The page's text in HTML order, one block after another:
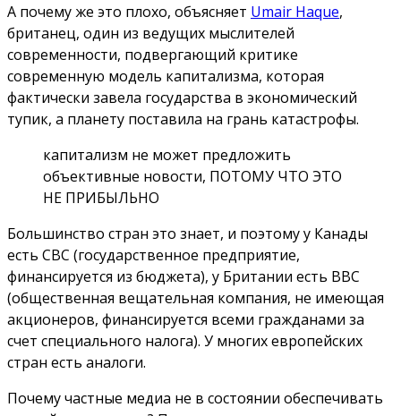
А почему же это плохо, объясняет Umair Haque,
британец, один из ведущих мыслителей
современности, подвергающий критике
современную модель капитализма, которая
фактически завела государства в экономический
тупик, а планету поставила на грань катастрофы.
капитализм не может предложить
объективные новости, ПОТОМУ ЧТО ЭТО
НЕ ПРИБЫЛЬНО
Большинство стран это знает, и поэтому у Канады
есть CBС (государственное предприятие,
финансируется из бюджета), у Британии есть BBC
(общественная вещательная компания, не имеющая
акционеров, финансируется всеми гражданами за
счет специального налога). У многих европейских
стран есть аналоги.
Почему частные медиа не в состоянии обеспечивать